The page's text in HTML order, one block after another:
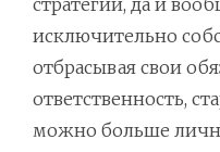
стратегий, да и
исключительно
отбрасывая свои
ответственность,
можно больше